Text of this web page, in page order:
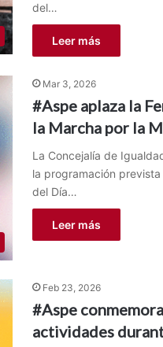
del…
Leer más
Mar 3, 2026
#Aspe aplaza la
la Marcha por la
La Concejalía de
la programación
del Día…
Leer más
Feb 23, 2026
#Aspe
actividades